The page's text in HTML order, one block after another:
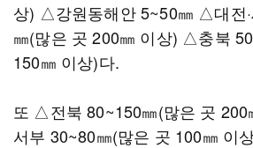
상) △강원동해안 5~50㎜ △대전·
㎜(많은 곳 200㎜ 이상) △충북
150㎜ 이상)다.
또 △전북 80~150㎜(많은 곳
서부 30~80㎜(많은 곳 100㎜ 이